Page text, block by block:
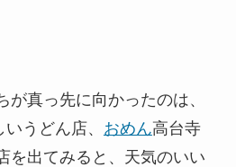
が真っ先に向かったのは、
うどん店、 おめん高台寺
を出てみると、天気のいい